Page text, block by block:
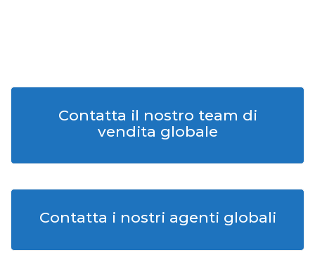
Contatta il nostro team di
vendita globale
Contatta i nostri agenti globali